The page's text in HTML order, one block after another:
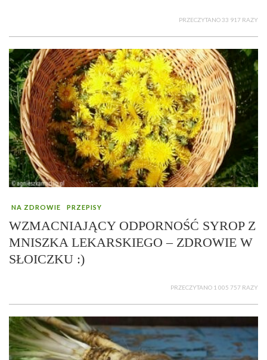
PRZECZYTANO 33 917 RAZY
NA ZDROWIE PRZEPISY
WZMACNIAJĄCY ODPORNOŚĆ SYROP Z
MNISZKA LEKARSKIEGO – ZDROWIE W
SŁOICZKU :)
PRZECZYTANO 1 005 757 RAZY